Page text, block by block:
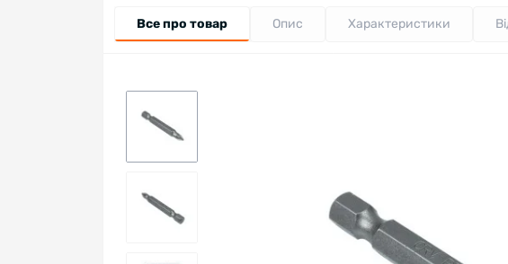
Все про товар Опис Характеристики